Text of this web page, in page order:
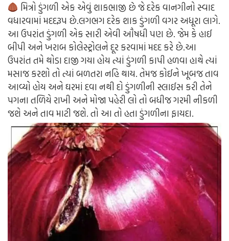
મિત્રો ડુંગળી એક એવું શાકભાજી છે જે દરેક વાનગીનો સ્વાદ
વધારવામાં મદદરૂપ છે.લગભગ દરેક શાક ડુંગળી વગર અધૂરા લાગે.
આ ઉપરાંત ડુંગળી એક સારી એવી ઔષધી પણ છે. જેમ કે હાઈ
બીપી અને ખરાબ કોલેસ્ટ્રોલને દૂર કરવામાં મદદ કરે છે.આ
ઉપરાંત તમે થોડા દાજી ગયા હોય ત્યાં ડુંગળી કાપી હળવા હાથે ત્યાં
મસાજ કરશો તો ત્યાં બળતરા નહિ થાય. તેમજ કોઈને ખૂબજ તાવ
આવ્યો હોય અને ઘરમાં દવા નથી દો ડુંગળીની સ્લાઈસ કરી તેને
પગના તળિયે રાખી અને મોજા પહેરી લો તો બધીજ ગરમી નીકળી
જશે અને તાવ માટી જશે. તો આ તો હતા ડુંગળીના ફાયદા.